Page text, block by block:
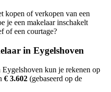
kopen of verkopen van een
je een makelaar inschakelt
of een courtage?
in Eygelshoven
kun je rekenen op
€ 3.602 (gebaseerd op de